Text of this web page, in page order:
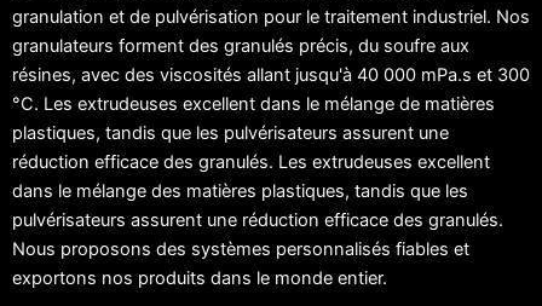
granulation et de pulvérisation pour le traitement industriel. Nos
granulateurs forment des granulés précis, du soufre aux
résines, avec des viscosités allant jusqu'à 40 000 mPa.s et 300
°C. Les extrudeuses excellent dans le mélange de matières
plastiques, tandis que les pulvérisateurs assurent une
réduction efficace des granulés. Les extrudeuses excellent
dans le mélange des matières plastiques, tandis que les
pulvérisateurs assurent une réduction efficace des granulés.
Nous proposons des systèmes personnalisés fiables et
exportons nos produits dans le monde entier.